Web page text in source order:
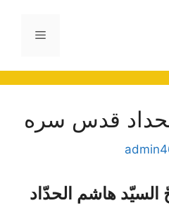
فهرست
قدس سره
هاشم الحدّاد